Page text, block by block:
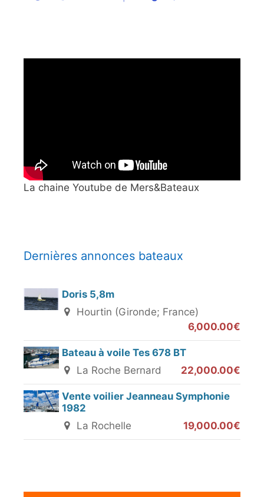
La chaine Youtube de Mers&Bateaux
Dernières annonces bateaux
Doris 5,8m
Hourtin (Gironde; France)
6,000.00€
Bateau à voile Tes 678 BT
La Roche Bernard
22,000.00€
Vente voilier Jeanneau Symphonie
1982
La Rochelle
19,000.00€